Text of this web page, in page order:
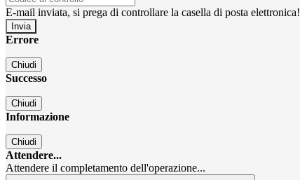
E-mail inviata, si prega di controllare la casella di posta elettronica!
Errore
Chiudi
Successo
Chiudi
Informazione
Chiudi
Attendere...
Attendere il completamento dell'operazione...